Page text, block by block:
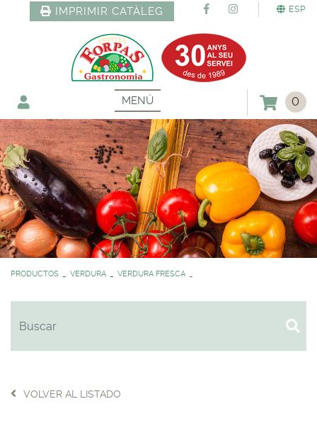
ESP
IMPRIMIR CATÀLEG
MENÚ 0
PRODUCTOS VERDURA VERDURA FRESCA
VOLVER AL LISTADO